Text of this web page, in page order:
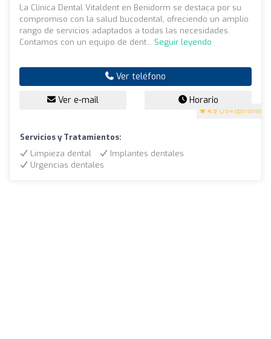
4.9 (264 opiniones)
La Clínica Dental Vitaldent en Benidorm se destaca por su
compromiso con la salud bucodental, ofreciendo un amplio
rango de servicios adaptados a todas las necesidades.
Contamos con un equipo de dent... Seguir leyendo
Ver teléfono
Ver e-mail Horario
Servicios y Tratamientos:
Limpieza dental
Implantes dentales
Urgencias dentales